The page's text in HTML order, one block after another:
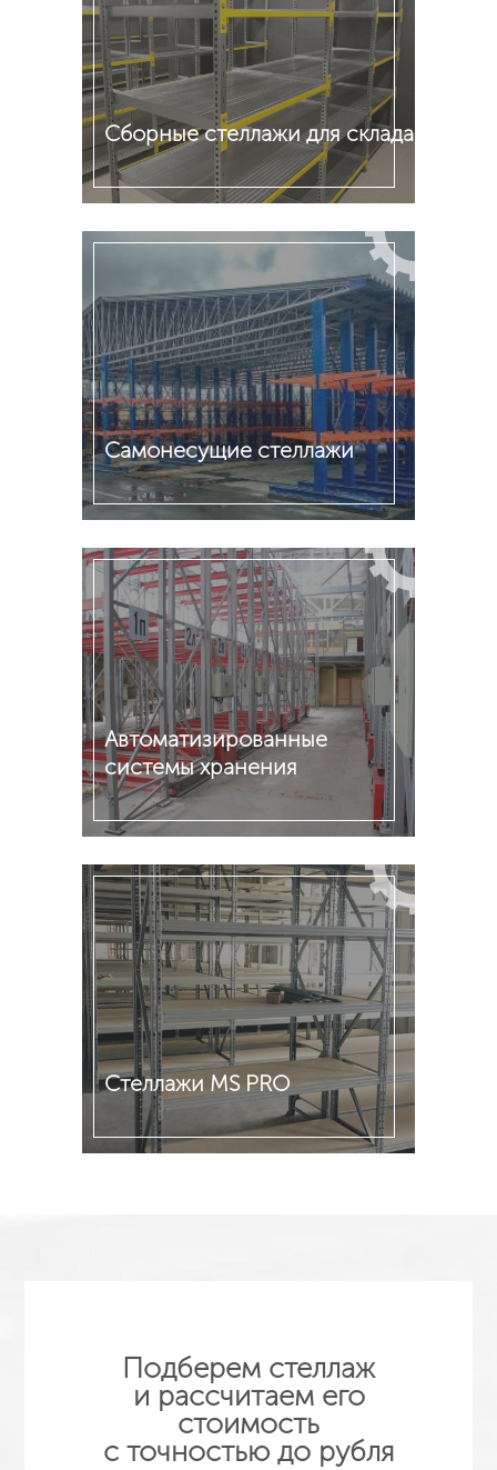
Сборные стеллажи для склада
Подробнее
Cамонесущие стеллажи
Подробнее
Автоматизированные
системы хранения
Подробнее
Стеллажи MS PRO
Подберем стеллаж
и рассчитаем его
стоимость
с точностью до рубля